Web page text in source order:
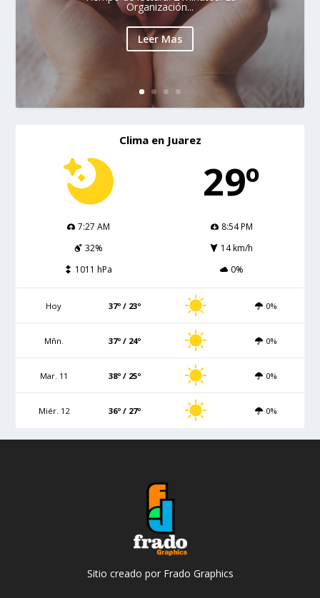
Organización...
Leer Mas
Clima en Juarez
29º
7:27 AM
8:54 PM
32%
14 km/h
1011 hPa
0%
Hoy 37º / 23º 0%
Mñn. 37º / 24º 0%
Mar. 11 38º / 25º 0%
Miér. 12 36º / 27º 0%
Sitio creado por Frado Graphics